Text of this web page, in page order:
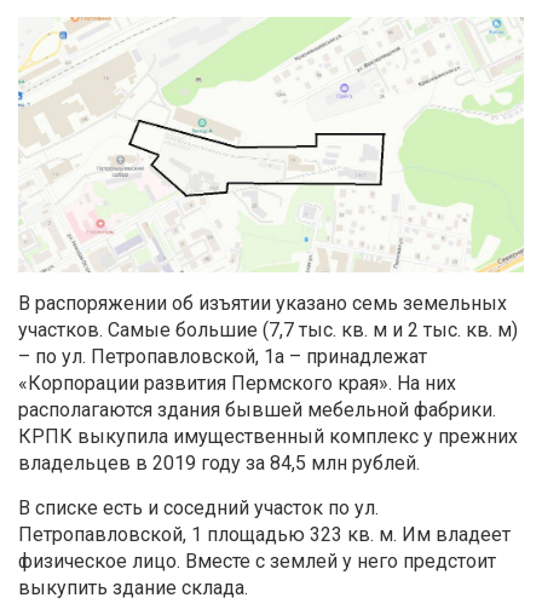
В распоряжении об изъятии указано семь земельных
участков. Самые большие (7,7 тыс. кв. м и 2 тыс. кв. м)
– по ул. Петропавловской, 1а – принадлежат
«Корпорации развития Пермского края». На них
располагаются здания бывшей мебельной фабрики.
КРПК выкупила имущественный комплекс у прежних
владельцев в 2019 году за 84,5 млн рублей.
В списке есть и соседний участок по ул.
Петропавловской, 1 площадью 323 кв. м. Им владеет
физическое лицо. Вместе с землей у него предстоит
выкупить здание склада.